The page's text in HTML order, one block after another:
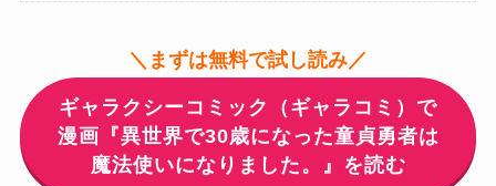
＼まずは無料で試し読み／
ギャラクシーコミック（ギャラコミ）で
漫画『異世界で30歳になった童貞勇者は
魔法使いになりました。』を読む